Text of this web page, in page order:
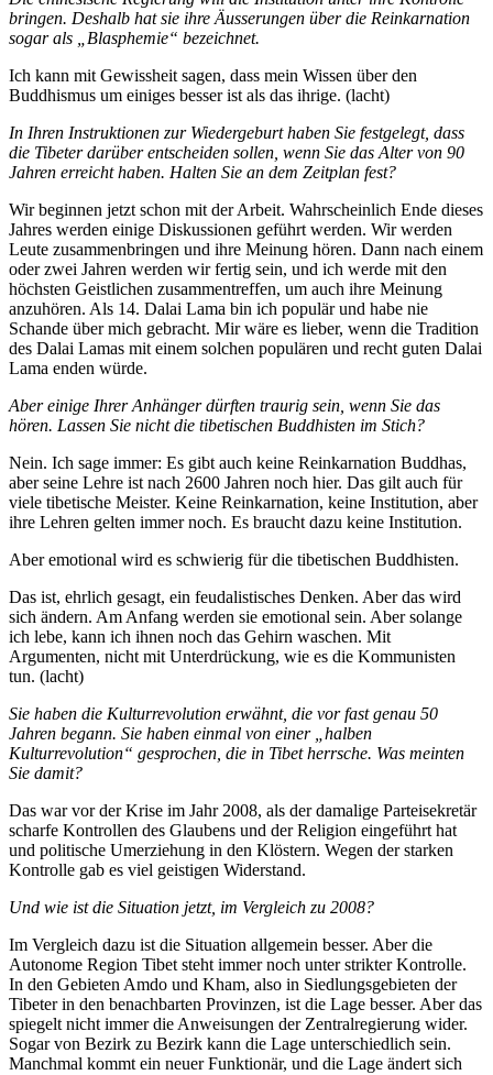
bringen. Deshalb hat sie ihre Äusserungen über die Reinkarnation
sogar als „Blasphemie“ bezeichnet.
Ich kann mit Gewissheit sagen, dass mein Wissen über den
Buddhismus um einiges besser ist als das ihrige. (lacht)
In Ihren Instruktionen zur Wiedergeburt haben Sie festgelegt, dass
die Tibeter darüber entscheiden sollen, wenn Sie das Alter von 90
Jahren erreicht haben. Halten Sie an dem Zeitplan fest?
Wir beginnen jetzt schon mit der Arbeit. Wahrscheinlich Ende dieses
Jahres werden einige Diskussionen geführt werden. Wir werden
Leute zusammenbringen und ihre Meinung hören. Dann nach einem
oder zwei Jahren werden wir fertig sein, und ich werde mit den
höchsten Geistlichen zusammentreffen, um auch ihre Meinung
anzuhören. Als 14. Dalai Lama bin ich populär und habe nie
Schande über mich gebracht. Mir wäre es lieber, wenn die Tradition
des Dalai Lamas mit einem solchen populären und recht guten Dalai
Lama enden würde.
Aber einige Ihrer Anhänger dürften traurig sein, wenn Sie das
hören. Lassen Sie nicht die tibetischen Buddhisten im Stich?
Nein. Ich sage immer: Es gibt auch keine Reinkarnation Buddhas,
aber seine Lehre ist nach 2600 Jahren noch hier. Das gilt auch für
viele tibetische Meister. Keine Reinkarnation, keine Institution, aber
ihre Lehren gelten immer noch. Es braucht dazu keine Institution.
Aber emotional wird es schwierig für die tibetischen Buddhisten.
Das ist, ehrlich gesagt, ein feudalistisches Denken. Aber das wird
sich ändern. Am Anfang werden sie emotional sein. Aber solange
ich lebe, kann ich ihnen noch das Gehirn waschen. Mit
Argumenten, nicht mit Unterdrückung, wie es die Kommunisten
tun. (lacht)
Sie haben die Kulturrevolution erwähnt, die vor fast genau 50
Jahren begann. Sie haben einmal von einer „halben
Kulturrevolution“ gesprochen, die in Tibet herrsche. Was meinten
Sie damit?
Das war vor der Krise im Jahr 2008, als der damalige Parteisekretär
scharfe Kontrollen des Glaubens und der Religion eingeführt hat
und politische Umerziehung in den Klöstern. Wegen der starken
Kontrolle gab es viel geistigen Widerstand.
Und wie ist die Situation jetzt, im Vergleich zu 2008?
Im Vergleich dazu ist die Situation allgemein besser. Aber die
Autonome Region Tibet steht immer noch unter strikter Kontrolle.
In den Gebieten Amdo und Kham, also in Siedlungsgebieten der
Tibeter in den benachbarten Provinzen, ist die Lage besser. Aber das
spiegelt nicht immer die Anweisungen der Zentralregierung wider.
Sogar von Bezirk zu Bezirk kann die Lage unterschiedlich sein.
Manchmal kommt ein neuer Funktionär, und die Lage ändert sich